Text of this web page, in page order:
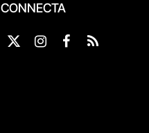
CONNECTA
X
Instagram
Facebook
RSS